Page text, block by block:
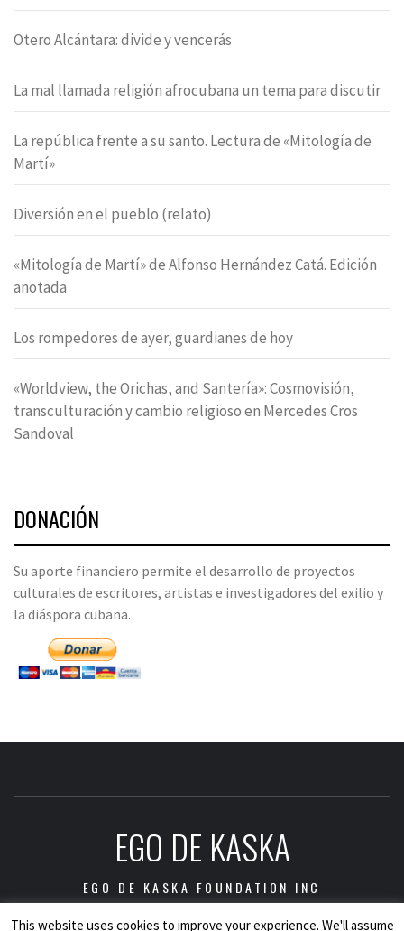
Otero Alcántara: divide y vencerás
La mal llamada religión afrocubana un tema para discutir
La república frente a su santo. Lectura de «Mitología de
Martí»
Diversión en el pueblo (relato)
«Mitología de Martí» de Alfonso Hernández Catá. Edición
anotada
Los rompedores de ayer, guardianes de hoy
«Worldview, the Orichas, and Santería»: Cosmovisión,
transculturación y cambio religioso en Mercedes Cros
Sandoval
DONACIÓN
Su aporte financiero permite el desarrollo de proyectos
culturales de escritores, artistas e investigadores del exilio y
la diáspora cubana.
EGO DE KASKA
EGO DE KASKA FOUNDATION INC
This website uses cookies to improve your experience. We'll assume